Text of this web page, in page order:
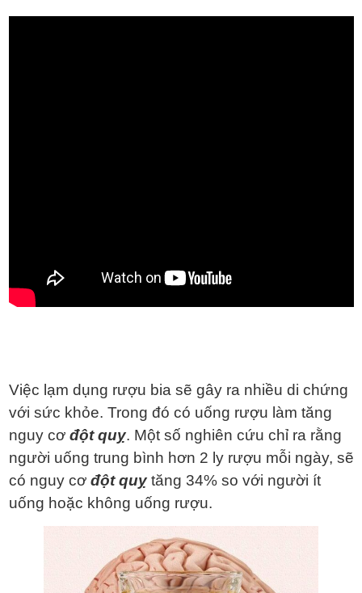
Việc lạm dụng rượu bia sẽ gây ra nhiều di chứng
với sức khỏe. Trong đó có uống rượu làm tăng
nguy cơ đột quỵ. Một số nghiên cứu chỉ ra rằng
người uống trung bình hơn 2 ly rượu mỗi ngày, sẽ
có nguy cơ đột quỵtăng 34% so với người ít
uống hoặc không uống rượu.